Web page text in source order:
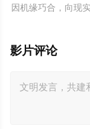
因机缘巧合，向现
影片评论